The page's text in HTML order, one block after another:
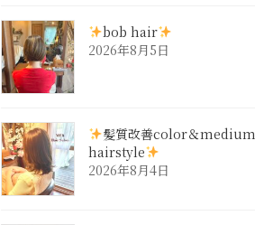
bob hair
2026年8月5日
髪質改善color＆medium
hairstyle
2026年8月4日